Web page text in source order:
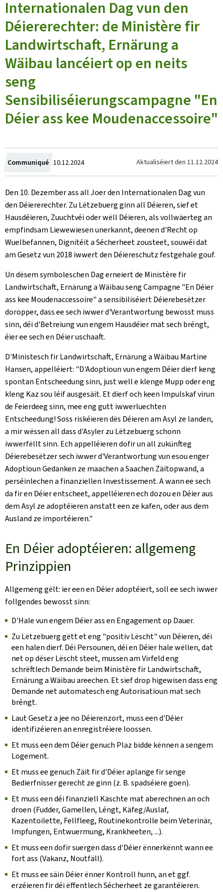
Internationalen Dag vun den
Déiererechter: de Ministère fir
Landwirtschaft, Ernärung a
Wäibau lancéiert op en neits
seng
Sensibiliséierungscampagne "En
Déier ass kee Moudenaccessoire"
Communiqué Created
on
10.12.2024 Aktualiséiert den 11.12.2024
Den 10. Dezember ass all Joer den Internationalen Dag vun
den Déiererechter. Zu Lëtzebuerg ginn all Déieren, sief et
Hausdéieren, Zuuchtvéi oder wëll Déieren, als vollwäerteg an
empfindsam Liewewiesen unerkannt, deenen d'Recht op
Wuelbefannen, Dignitéit a Sécherheet zousteet, souwéi dat
am Gesetz vun 2018 iwwert den Déiereschutz festgehale gouf.
Un dësem symboleschen Dag erneiert de Ministère fir
Landwirtschaft, Ernärung a Wäibau seng Campagne "En Déier
ass kee Moudenaccessoire" a sensibiliséiert Déierebesëtzer
doropper, dass ee sech iwwer d'Verantwortung bewosst muss
sinn, déi d'Betreiung vun engem Hausdéier mat sech bréngt,
éier ee sech en Déier uschaaft.
D'Ministesch fir Landwirtschaft, Ernärung a Wäibau Martine
Hansen, appelléiert: "D'Adoptioun vun engem Déier dierf keng
spontan Entscheedung sinn, just well e klenge Mupp oder eng
kleng Kaz sou léif ausgesäit. Et dierf och keen Impulskaf virun
de Feierdeeg sinn, mee eng gutt iwwerluechten
Entscheedung! Soss riskéieren dës Déieren am Asyl ze landen,
a mir wëssen all dass d'Asyler zu Lëtzebuerg schonn
iwwerfëllt sinn. Ech appelléieren dofir un all zukünfteg
Déierebesëtzer sech iwwer d'Verantwortung vun esou enger
Adoptioun Gedanken ze maachen a Saachen Zäitopwand, a
perséinlechen a finanziellen Investissement. A wann ee sech
da fir en Déier entscheet, appelléieren ech dozou en Déier aus
dem Asyl ze adoptéieren anstatt een ze kafen, oder aus dem
Ausland ze importéieren."
En Déier adoptéieren: allgemeng
Prinzippien
Allgemeng gëlt: ier een en Déier adoptéiert, soll ee sech iwwer
follgendes bewosst sinn:
D'Hale vun engem Déier ass en Engagement op Dauer.
Zu Lëtzebuerg gëtt et eng "positiv Lëscht" vun Déieren, déi
een halen dierf. Déi Persounen, déi en Déier hale wëllen, dat
net op dëser Lëscht steet, mussen am Virfeld eng
schrëftlech Demande beim Ministère fir Landwirtschaft,
Ernärung a Wäibau areechen. Et sief drop higewisen dass eng
Demande net automatesch eng Autorisatioun mat sech
bréngt.
Laut Gesetz a jee no Déierenzort, muss een d'Déier
identifizéieren an enregistréiere loossen.
Et muss een dem Déier genuch Plaz bidde kënnen a sengem
Logement.
Et muss ee genuch Zäit fir d'Déier aplange fir senge
Bedierfnisser gerecht ze ginn (z. B. spadséiere goen).
Et muss een déi finanziell Käschte mat aberechnen an och
droen (Fudder, Gamellen, Léngt, Käfeg/Auslaf,
Kazentoilette, Fellfleeg, Routinekontrolle beim Veterinär,
Impfungen, Entwuermung, Krankheeten, ...).
Et muss een dofir suergen dass d'Déier ënnerkënnt wann ee
fort ass (Vakanz, Noutfäll).
Et muss ee säin Déier ënner Kontroll hunn, an et ggf.
erzéieren fir déi ëffentlech Sécherheet ze garantéieren.